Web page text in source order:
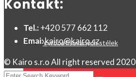
Výroba lisovaných stélek
Kontakt:
Tel.: +420 577 662 112
Emai:kairo@kairo.cz
© Kairo s.r.o All right reserved 2020